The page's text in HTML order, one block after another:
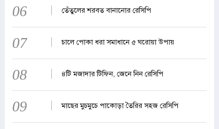
06 তেঁতুলের শরবত বানানোর রেসিপি
07 চালে পোকা ধরা সমাধানে ৫ ঘরোয়া উপায়
08 ৪টি মজাদার টিফিন, জেনে নিন রেসিপি
09 মাছের মুচমুচে পাকোড়া তৈরির সহজ রেসিপি